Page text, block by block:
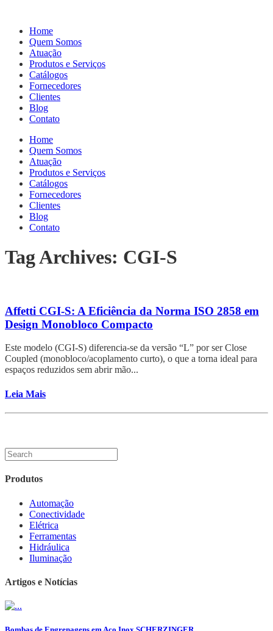
Home
Quem Somos
Atuação
Produtos e Serviços
Catálogos
Fornecedores
Clientes
Blog
Contato
Home
Quem Somos
Atuação
Produtos e Serviços
Catálogos
Fornecedores
Clientes
Blog
Contato
Tag Archives: CGI-S
Affetti CGI-S: A Eficiência da Norma ISO 2858 em
Design Monobloco Compacto
Este modelo (CGI-S) diferencia-se da versão “L” por ser Close
Coupled (monobloco/acoplamento curto), o que a torna ideal para
espaços reduzidos sem abrir mão...
Leia Mais
Produtos
Automação
Conectividade
Elétrica
Ferramentas
Hidráulica
Iluminação
Artigos e Notícias